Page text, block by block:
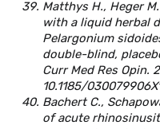
Matthys H., Heger
with a liquid herbal
Pelargonium
double-blind,
Curr Med Res Opin.
10.1185/
Bachert C.,
of acute